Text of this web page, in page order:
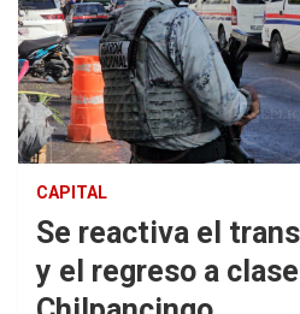
CAPITAL
Se reactiva el
y el regreso a